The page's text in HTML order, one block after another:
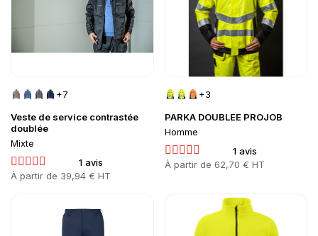
Veste de service contrastée
doublée
Mixte
1 avis
Prix
À partir de 39,94 € HT
+7
PARKA DOUBLEE PROJOB
Homme
1 avis
Prix
À partir de 62,70 € HT
+3
Go to product page